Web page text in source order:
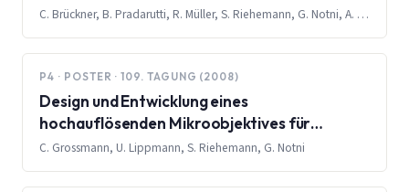
C. Brückner, B. Pradarutti, R. Müller, S. Riehemann, G. Notni, A. Tünnermann
P4 · POSTER · 109. TAGUNG (2008)
Design und Entwicklung eines
hochauflösenden Mikroobjektives für
Werkzeugvermessung
C. Grossmann, U. Lippmann, S. Riehemann, G. Notni